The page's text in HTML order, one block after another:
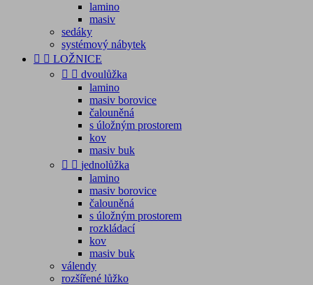
lamino
masiv
sedáky
systémový nábytek
  LOŽNICE
  dvoulůžka
lamino
masiv borovice
čalouněná
s úložným prostorem
kov
masiv buk
  jednolůžka
lamino
masiv borovice
čalouněná
s úložným prostorem
rozkládací
kov
masiv buk
válendy
rozšířené lůžko